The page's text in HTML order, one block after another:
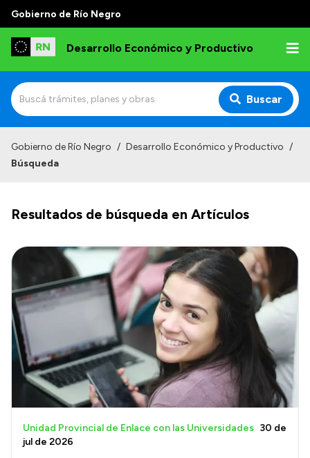
Gobierno de Río Negro
Desarrollo Económico y Productivo
Buscar
Delegaciones
Normativa
Transparencia
Presupuesto
Boletín Oficial
Compras y licitaciones
Consulta de expedientes
Consulta de pago a proveedores
Gobierno de Río Negro / Desarrollo Económico y Productivo /
Búsqueda
Resultados de búsqueda en Artículos
Unidad Provincial de Enlace con las Universidades 30 de
jul de 2026